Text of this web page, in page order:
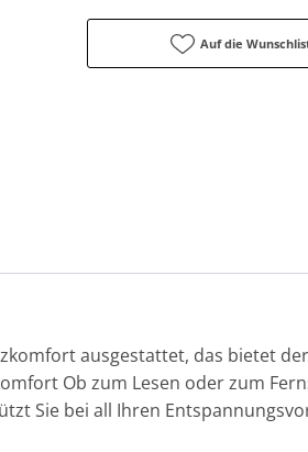
Auf die
ausgestattet, das bietet
Ob zum Lesen oder zum
Sie bei all Ihren